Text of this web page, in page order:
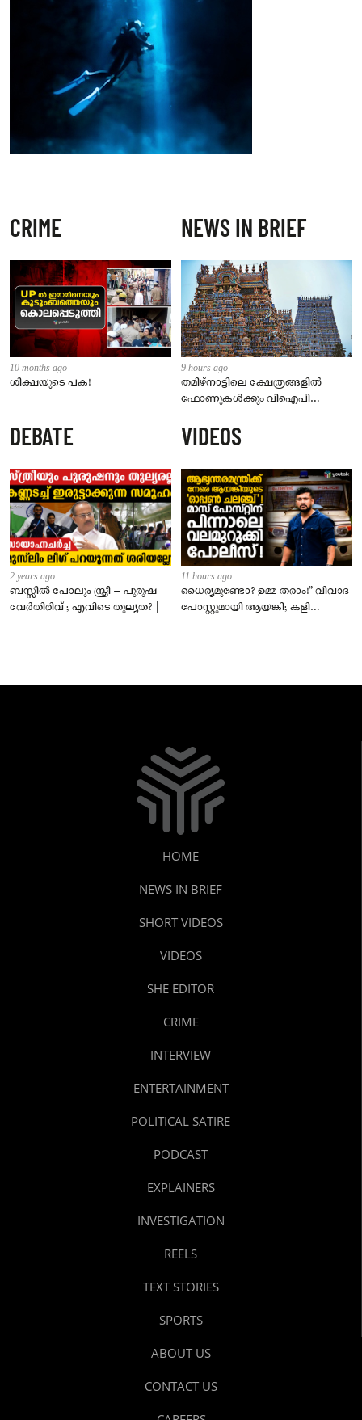
CRIME
10 months ago
ശിക്ഷയുടെ പക!
NEWS IN BRIEF
9 hours ago
തമിഴ്‌നാട്ടിലെ ക്ഷേത്രങ്ങളിൽ
ഫോണുകൾക്കും വിഐപി
സെപ്റ്റംബർ 1 മുതൽ നിലവിൽ
വരും
DEBATE
2 years ago
ബസ്സിൽ പോലും സ്ത്രീ – പുരുഷ
വേർതിരിവ് ; എവിടെ തുല്യത? |
VIDEOS
11 hours ago
ധൈര്യമുണ്ടോ? ഉമ്മ തരാം!” വിവാദ
പോസ്റ്റുമായി ആയങ്കി; കളി
HOME
NEWS IN BRIEF
SHORT VIDEOS
VIDEOS
SHE EDITOR
CRIME
INTERVIEW
ENTERTAINMENT
POLITICAL SATIRE
PODCAST
EXPLAINERS
INVESTIGATION
REELS
TEXT STORIES
SPORTS
ABOUT US
CONTACT US